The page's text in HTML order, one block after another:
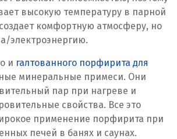
высокую температуру в парной
комфортную атмосферу, но
электроэнергию.
и галтованного порфирита для
минеральные примеси. Они
пар при нагреве и
свойства. Все это
применение порфирита при
печей в банях и саунах.